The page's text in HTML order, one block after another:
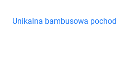
Unikalna bambusowa